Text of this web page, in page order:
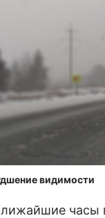
видимости
часы